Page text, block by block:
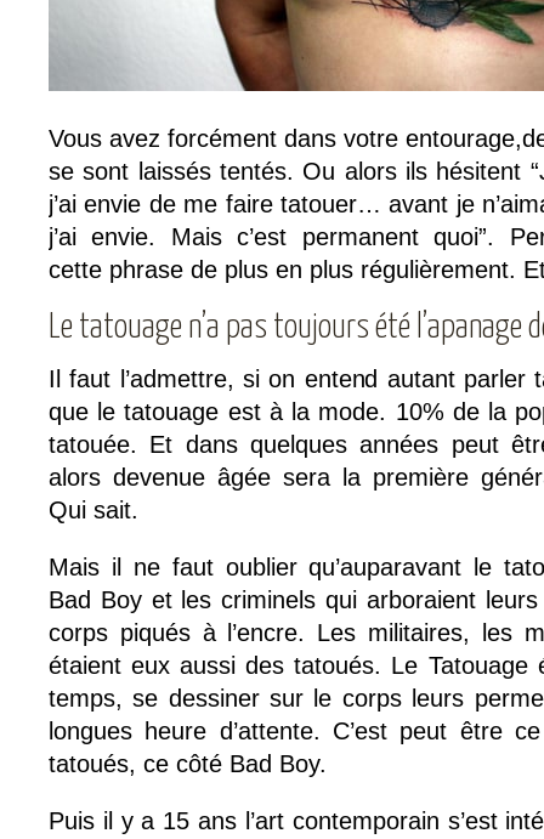
Vous avez forcément dans votre
se sont laissés tentés. Ou alors ils hésitent
j’ai envie de me faire tatouer… avant je
j’ai envie. Mais c’est permanent quoi”.
cette phrase de plus en plus régulièrement.
Le tatouage n’a pas toujours été l’apanage
Il faut l’admettre, si on entend autant parler
que le tatouage est à la mode. 10% de la
tatouée. Et dans quelques années peut
alors devenue âgée sera la première
Qui sait.
Mais il ne faut oublier qu’auparavant le
Bad Boy et les criminels qui arboraient
corps piqués à l’encre. Les militaires, les
étaient eux aussi des tatoués. Le Tatouage
temps, se dessiner sur le corps leurs
longues heure d’attente. C’est peut être
tatoués, ce côté Bad Boy.
Puis il y a 15 ans l’art contemporain s’est